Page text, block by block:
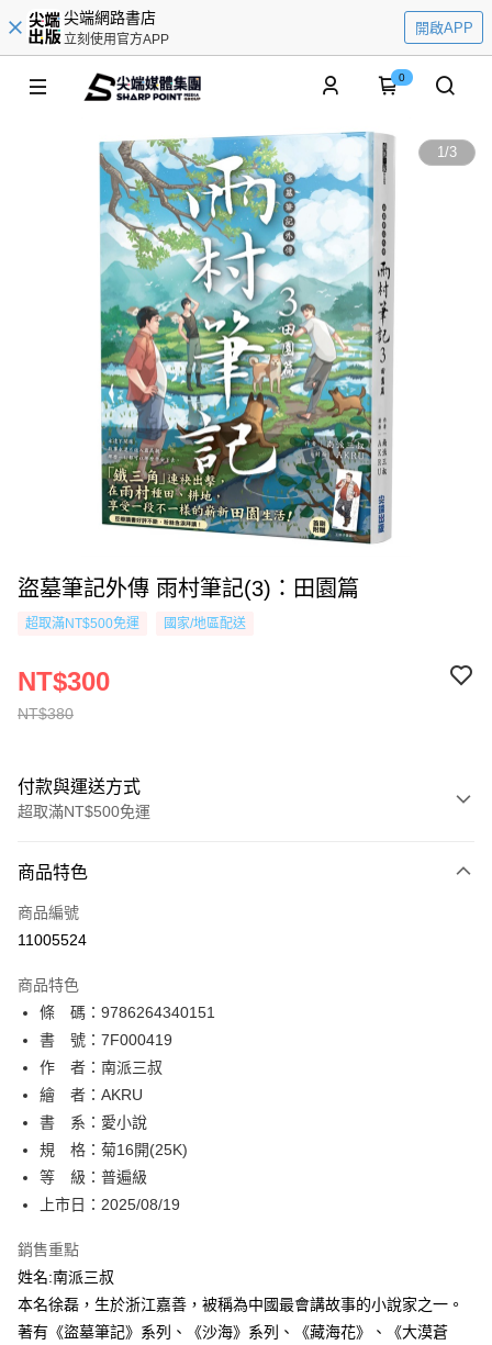
尖端網路書店
立刻使用官方APP
開啟APP
0
1/3
盜墓筆記外傳 雨村筆記(3)：田園篇
超取滿NT$500免運 國家/地區配送
NT$380
NT$300
付款與運送方式
超取滿NT$500免運
信用卡一次付款
超商取貨付款
相關說明
【關於「AFTEE先享後付」】
AFTEE先享後付是「在收到商品之後才付款」的支付方式。 讓您購物簡單
便利好安心！
１．簡單：不需註冊會員、不需綁卡、不需儲值。
２．便利：只要手機號碼，簡訊認證，即可結帳。
３．安心：先確認商品／服務後，再付款。
【「AFTEE先享後付」結帳流程】
１．於結帳方式選擇「AFTEE先享後付」後，將跳轉至「AFTEE先享後付」
結帳頁面，進行簡訊認證並確認金額後，即可完成結帳。
２．訂單成立數日內，您將收到繳費通知簡訊。
ATM／網路銀行／等多元方式進行付款，方視為交易完成。
※ 請注意：結帳手續完成當下不需立刻繳費，但若您需要取消訂單，請聯絡
購買商品的店家。未經商家同意取消之訂單仍視為有效，需透過AFTEE先享
後付繳納相關費用。
※ 交易是否成功請以「AFTEE先享後付 」之結帳頁面顯示為準，若有關於
ATM付款
運送方式
全家取貨付款
每筆NT$80，滿NT$500(含以上)免運費
付款後全家取貨
每筆NT$80，滿NT$500(含以上)免運費
付款後萊爾富取貨
商品特色
商品編號
11005524
商品特色
條 碼：9786264340151
書 號：7F000419
作 者：南派三叔
繪 者：AKRU
書 系：愛小說
規 格：菊16開(25K)
等 級：普遍級
上市日：2025/08/19
銷售重點
姓名:南派三叔
本名徐磊，生於浙江嘉善，被稱為中國最會講故事的小說家之一。
著有《盜墓筆記》系列、《沙海》系列、《藏海花》、《大漠蒼